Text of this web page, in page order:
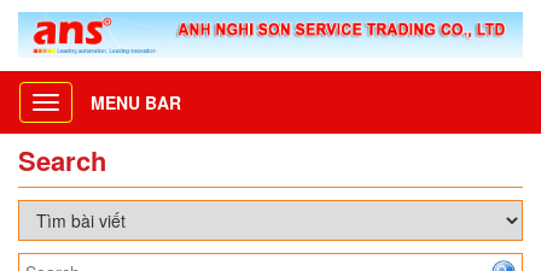
Toggle
navigation
MENU BAR
Search